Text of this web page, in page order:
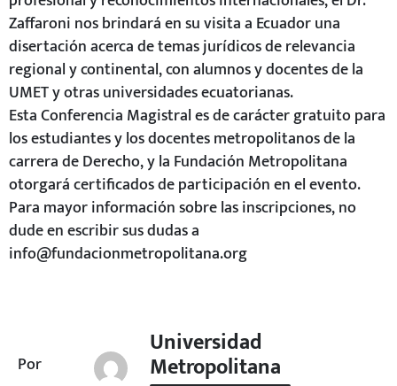
Por
Universidad
Metropolitana
Zaffaroni nos brindará en su visita a Ecuador una
disertación acerca de temas jurídicos de relevancia
regional y continental, con alumnos y docentes de la
UMET y otras universidades ecuatorianas.
Esta Conferencia Magistral es de carácter gratuito para
los estudiantes y los docentes metropolitanos de la
carrera de Derecho, y la Fundación Metropolitana
otorgará certificados de participación en el evento.
Para mayor información sobre las inscripciones, no
dude en escribir sus dudas a
info@fundacionmetropolitana.org